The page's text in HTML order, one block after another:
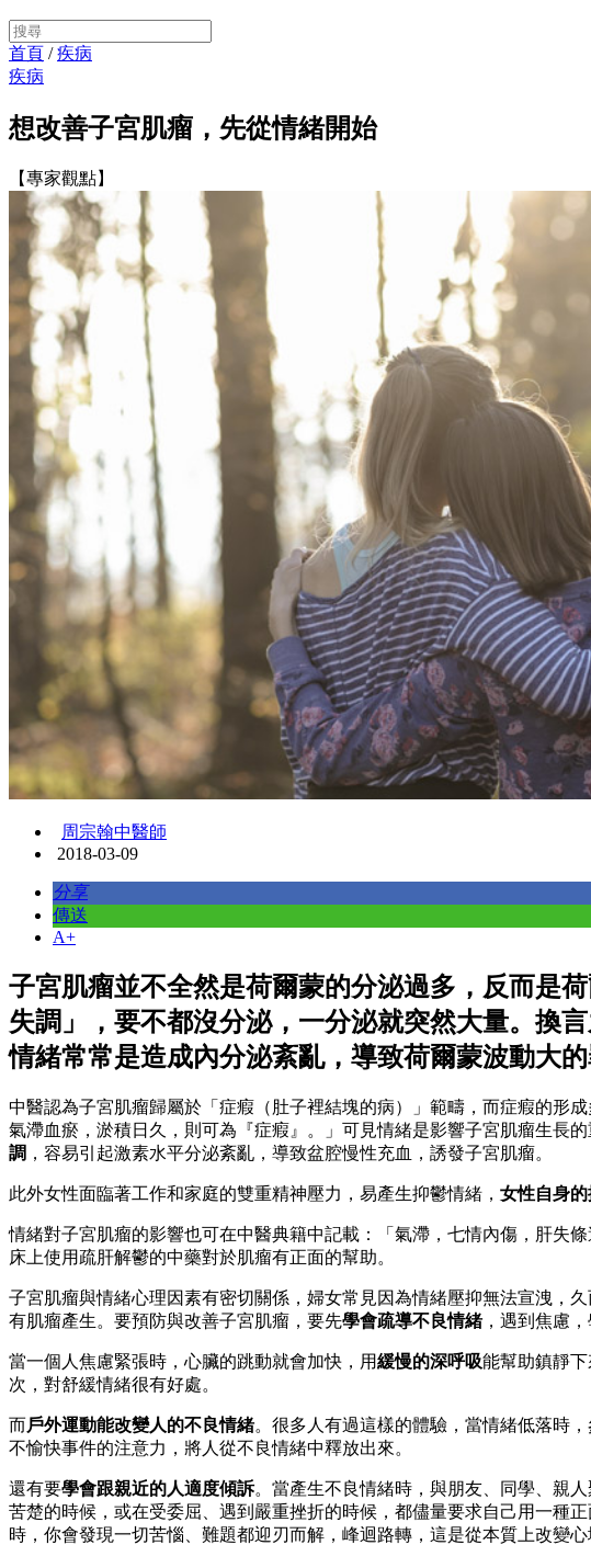
首頁 /疾病
疾病
想改善子宮肌瘤，先從情緒開始
【專家觀點】
周宗翰中醫師
2018-03-09
分享
傳送
A+
子宮肌瘤並不全然是荷爾蒙的分泌過多，反而是
失調」，要不都沒分泌，一分泌就突然大量。換
情緒常常是造成內分泌紊亂，導致荷爾蒙波動大的
中醫認為子宮肌瘤歸屬於「症瘕（肚子裡結塊的病）」範疇，而症瘕的形
氣滯血瘀，淤積日久，則可為『症瘕』。」可見情緒是影響子宮肌瘤生長
調 ，容易引起激素水平分泌紊亂，導致盆腔慢性充血，誘發子宮肌瘤。
此外女性面臨著工作和家庭的雙重精神壓力，易產生抑鬱情緒， 女性自身
情緒對子宮肌瘤的影響也可在中醫典籍中記載：「氣滯，七情內傷，肝失
床上使用疏肝解鬱的中藥對於肌瘤有正面的幫助。
子宮肌瘤與情緒心理因素有密切關係，婦女常見因為情緒壓抑無法宣洩，
有肌瘤產生。要預防與改善子宮肌瘤，要先學會疏導不良情緒，遇到焦慮，
當一個人焦慮緊張時，心臟的跳動就會加快，用緩慢的深呼吸能幫助鎮靜
次，對舒緩情緒很有好處。
而戶外運動能改變人的不良情緒。很多人有過這樣的體驗，當情緒低落時
不愉快事件的注意力，將人從不良情緒中釋放出來。
還有要學會跟親近的人適度傾訴。當產生不良情緒時，與朋友、同學、親
苦楚的時候，或在受委屈、遇到嚴重挫折的時候，都儘量要求自己用一種
時，你會發現一切苦惱、難題都迎刃而解，峰迴路轉，這是從本質上改變心